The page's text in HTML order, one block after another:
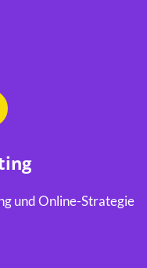
und Online-Strategie